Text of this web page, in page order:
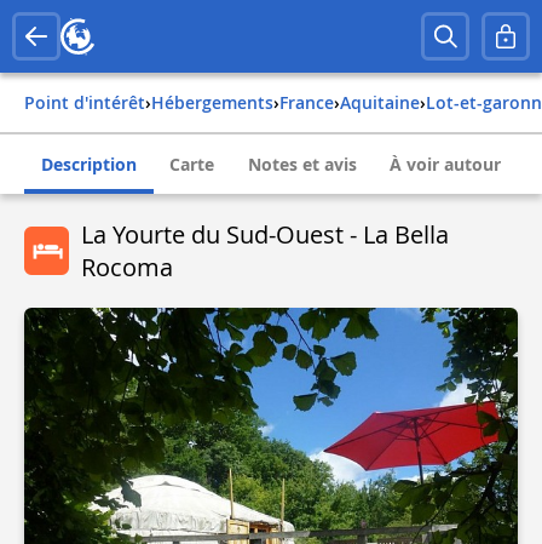
Point d'intérêt› Hébergements› france› aquitaine› lot-et-
Description Carte Notes et avis À voir autour
La Yourte du Sud-Ouest - La Bella
Rocoma